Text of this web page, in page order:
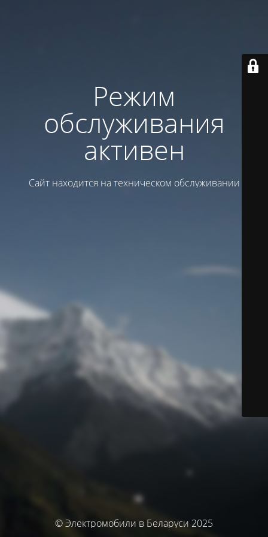
Режим
обслуживания
активен
Сайт находится на техническом обслуживании
© Электромобили в Беларуси 2025